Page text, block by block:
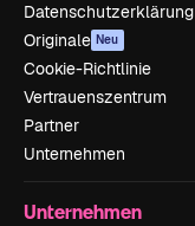
Datenschutzerklärung
Originale Neu
Cookie-Richtlinie
Vertrauenszentrum
Partner
Unternehmen
Unternehmen